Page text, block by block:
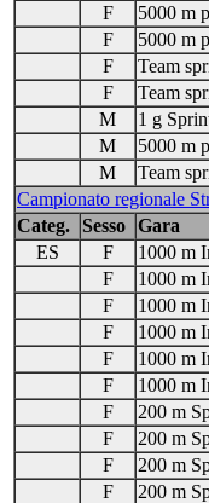
F
5000 m
F
5000 m
F
Team
F
Team
M
1 g
M
5000 m
M
Team
Campionato regionale
Categ. Sesso Gara
ES
F 1000 m
F
1000 m
F
1000 m
F
1000 m
F
1000 m
F
1000 m
F
200 m
F
200 m
F
200 m
F
200 m